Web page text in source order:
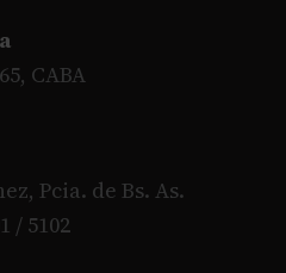
CABA
Pcia. de Bs. As.
/ 5102